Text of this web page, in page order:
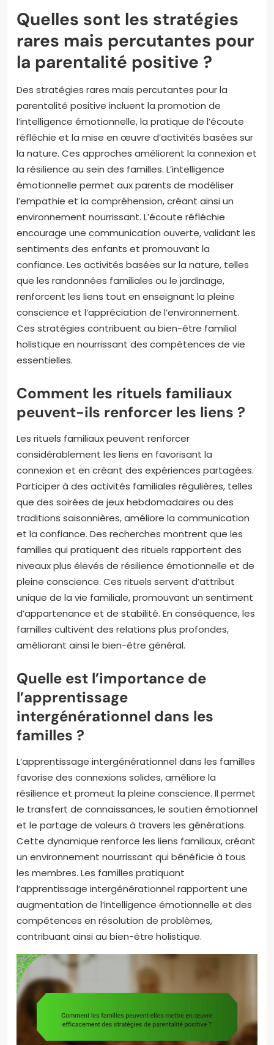
Quelles sont les stratégies
rares mais percutantes pour
la parentalité positive ?
Des stratégies rares mais percutantes pour la
parentalité positive incluent la promotion de
l’intelligence émotionnelle, la pratique de l’écoute
réfléchie et la mise en œuvre d’activités basées sur
la nature. Ces approches améliorent la connexion et
la résilience au sein des familles. L’intelligence
émotionnelle permet aux parents de modéliser
l’empathie et la compréhension, créant ainsi un
environnement nourrissant. L’écoute réfléchie
encourage une communication ouverte, validant les
sentiments des enfants et promouvant la
confiance. Les activités basées sur la nature, telles
que les randonnées familiales ou le jardinage,
renforcent les liens tout en enseignant la pleine
conscience et l’appréciation de l’environnement.
Ces stratégies contribuent au bien-être familial
holistique en nourrissant des compétences de vie
essentielles.
Comment les rituels familiaux
peuvent-ils renforcer les liens ?
Les rituels familiaux peuvent renforcer
considérablement les liens en favorisant la
connexion et en créant des expériences partagées.
Participer à des activités familiales régulières, telles
que des soirées de jeux hebdomadaires ou des
traditions saisonnières, améliore la communication
et la confiance. Des recherches montrent que les
familles qui pratiquent des rituels rapportent des
niveaux plus élevés de résilience émotionnelle et de
pleine conscience. Ces rituels servent d’attribut
unique de la vie familiale, promouvant un sentiment
d’appartenance et de stabilité. En conséquence, les
familles cultivent des relations plus profondes,
améliorant ainsi le bien-être général.
Quelle est l’importance de
l’apprentissage
intergénérationnel dans les
familles ?
L’apprentissage intergénérationnel dans les familles
favorise des connexions solides, améliore la
résilience et promeut la pleine conscience. Il permet
le transfert de connaissances, le soutien émotionnel
et le partage de valeurs à travers les générations.
Cette dynamique renforce les liens familiaux, créant
un environnement nourrissant qui bénéficie à tous
les membres. Les familles pratiquant
l’apprentissage intergénérationnel rapportent une
augmentation de l’intelligence émotionnelle et des
compétences en résolution de problèmes,
contribuant ainsi au bien-être holistique.